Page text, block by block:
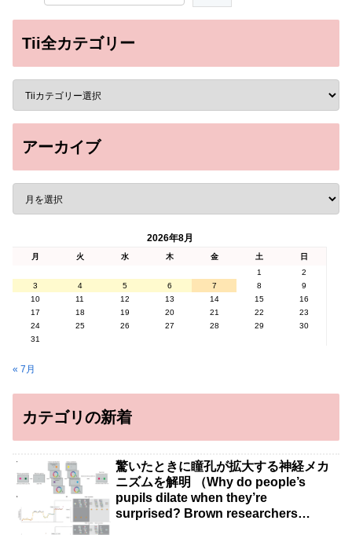
Tii全カテゴリー
アーカイブ
2026年8月
月 火 水 木 金 土
日
1
2
3
4 5 6 7 8
9
10
11 12 13 14 15
16
17
18 19 20 21 22
23
24
25 26 27 28 29
30
31
« 7月
カテゴリの新着
驚いたときに瞳孔が拡大する神経メカ
ニズムを解明 （Why do people’s
pupils dilate when they’re
surprised? Brown researchers